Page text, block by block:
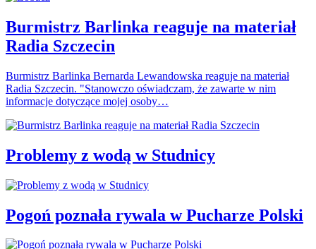
Burmistrz Barlinka reaguje na materiał
Radia Szczecin
Burmistrz Barlinka Bernarda Lewandowska reaguje na materiał
Radia Szczecin. "Stanowczo oświadczam, że zawarte w nim
informacje dotyczące mojej osoby…
Problemy z wodą w Studnicy
Pogoń poznała rywala w Pucharze Polski